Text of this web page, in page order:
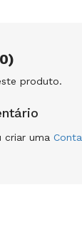
produto.
criar uma Conta